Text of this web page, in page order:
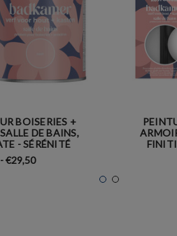
BOISERIES +
DE BAINS,
- SÉRÉNITÉ
€29,50